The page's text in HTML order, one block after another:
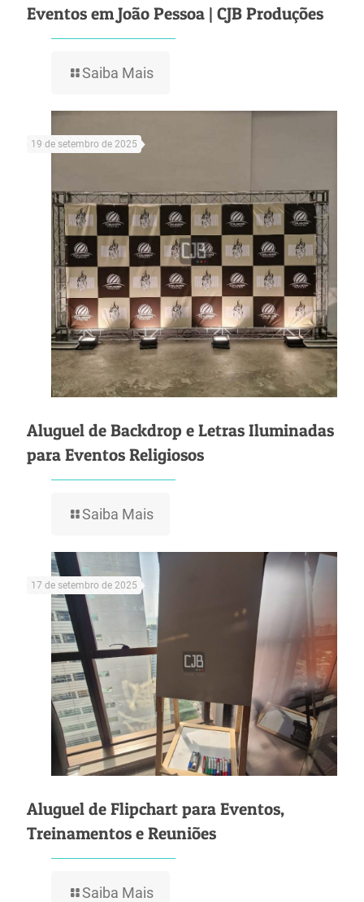
Eventos em João Pessoa | CJB Produções
Saiba Mais
19 de setembro de 2025
Aluguel de Backdrop e Letras Iluminadas
para Eventos Religiosos
Saiba Mais
17 de setembro de 2025
Aluguel de Flipchart para Eventos,
Treinamentos e Reuniões
Saiba Mais